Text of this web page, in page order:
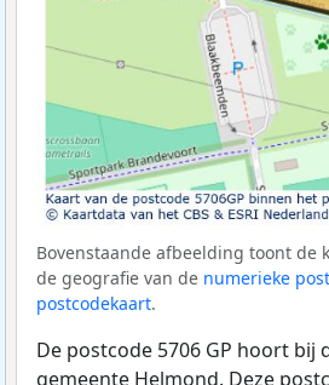
Bovenstaande afbeelding toont de
de geografie van de numerieke
postcodekaart.
De postcode 5706 GP hoort bij
gemeente Helmond. Deze